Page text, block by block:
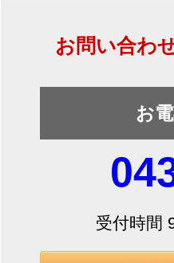
お問い合わ
お
受付時間